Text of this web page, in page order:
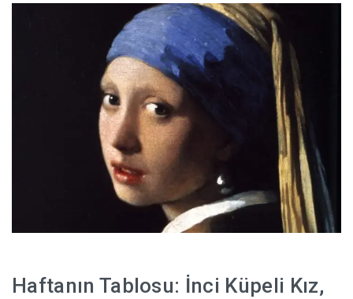
Haftanın Tablosu: İnci Küpeli Kız,